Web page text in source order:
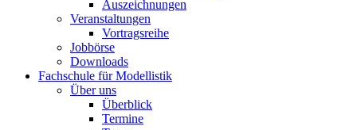
Auszeichnungen
Veranstaltungen
Vortragsreihe
Jobbörse
Downloads
Fachschule für Modellistik
Über uns
Überblick
Termine